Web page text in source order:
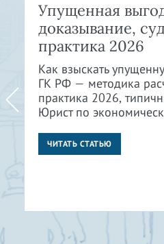
Упущенная
доказывание,
практика 2026
Как взыскать
ГК РФ — методика
практика 2026,
Юрист по
ЧИТАТЬ СТАТЬЮ